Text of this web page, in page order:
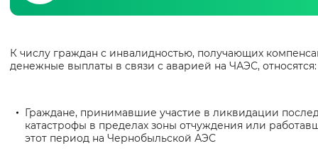
Цвет сайта
Синий фон
Основная
К числу граждан с инвалидностью, получающих
денежные выплаты в связи с аварией на ЧАЭС, относятся:
Граждане, принимавшие участие в ликвидации
катастрофы в пределах зоны отчуждения или
этот период на Чернобыльской АЭС